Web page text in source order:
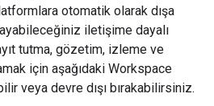
otomatik olarak dışa
iletişime dayalı
tutma, gözetim, izleme ve
için aşağıdaki Workspace
veya devre dışı bırakabilirsiniz.